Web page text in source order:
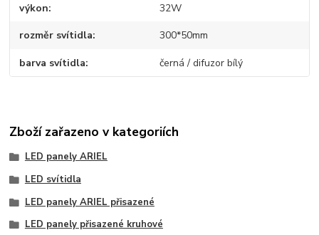
výkon 32W
rozměr svítidla 300*50mm
barva svítidla černá / difuzor bílý
Zboží zařazeno v kategoriích
LED panely ARIEL
LED svítidla
LED panely ARIEL přisazené
LED panely přisazené kruhové